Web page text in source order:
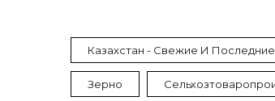
Казахстан - Свежие И
Зерно